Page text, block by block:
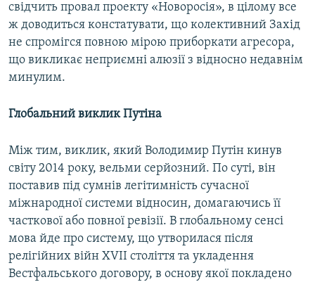
свідчить провал проекту «Новоросія», в цілому все
ж доводиться констатувати, що колективний Захід
не спромігся повною мірою приборкати агресора,
що викликає неприємні алюзії з відносно недавнім
минулим.
Глобальний виклик Путiна
Між тим, виклик, який Володимир Путін кинув
світу 2014 року, вельми серйозний. По суті, він
поставив під сумнів легітимність сучасної
міжнародної системи відносин, домагаючись її
часткової або повної ревізії. В глобальному сенсі
мова йде про систему, що утворилася після
релігійних війн XVII століття та укладення
Вестфальського договору, в основу якої покладено